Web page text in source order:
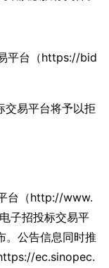
平台（https://bid
交易平台将予以拒
台（http://www.
子招投标交易平
公告信息同时推
ec.sinopec.